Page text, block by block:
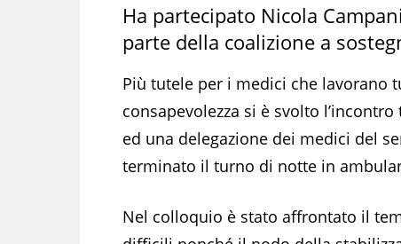
Ha partecipato Nicola
parte della coalizione a
Più tutele per i medici che lavorano
consapevolezza si è svolto
ed una delegazione dei medici del
terminato il turno di notte in
Nel colloquio è stato affrontato il